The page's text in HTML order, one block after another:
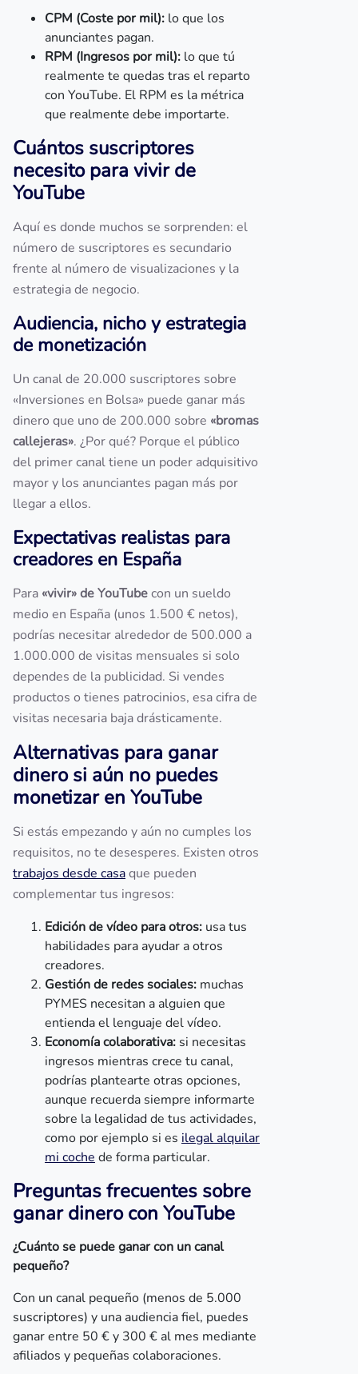
CPM (Coste por mil): lo que los
anunciantes pagan.
RPM (Ingresos por mil): lo que tú
realmente te quedas tras el reparto
con YouTube. El RPM es la métrica
que realmente debe importarte.
Cuántos suscriptores
necesito para vivir de
YouTube
Aquí es donde muchos se sorprenden: el
número de suscriptores es secundario
frente al número de visualizaciones y la
estrategia de negocio.
Audiencia, nicho y estrategia
de monetización
Un canal de 20.000 suscriptores sobre
«Inversiones en Bolsa» puede ganar más
dinero que uno de 200.000 sobre «bromas
callejeras». ¿Por qué? Porque el público
del primer canal tiene un poder adquisitivo
mayor y los anunciantes pagan más por
llegar a ellos.
Expectativas realistas para
creadores en España
Para «vivir» de YouTubecon un sueldo
medio en España (unos 1.500 € netos),
podrías necesitar alrededor de 500.000 a
1.000.000 de visitas mensuales si solo
dependes de la publicidad. Si vendes
productos o tienes patrocinios, esa cifra de
visitas necesaria baja drásticamente.
Alternativas para ganar
dinero si aún no puedes
monetizar en YouTube
Si estás empezando y aún no cumples los
requisitos, no te desesperes. Existen otros
trabajos desde casaque pueden
complementar tus ingresos:
Edición de vídeo para otros: usa tus
habilidades para ayudar a otros
creadores.
Gestión de redes sociales: muchas
PYMES necesitan a alguien que
entienda el lenguaje del vídeo.
Economía colaborativa: si necesitas
ingresos mientras crece tu canal,
podrías plantearte otras opciones,
aunque recuerda siempre informarte
sobre la legalidad de tus actividades,
como por ejemplo si es ilegal alquilar
mi coche de forma particular.
Preguntas frecuentes sobre
ganar dinero con YouTube
¿Cuánto se puede ganar con un canal
pequeño?
Con un canal pequeño (menos de 5.000
suscriptores) y una audiencia fiel, puedes
ganar entre 50 € y 300 € al mes mediante
afiliados y pequeñas colaboraciones.